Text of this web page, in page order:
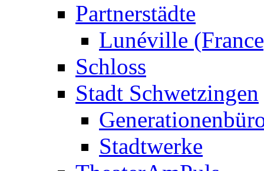
Partnerstädte
Lunéville
Schloss
Stadt Schwetzingen
Stadtwerke